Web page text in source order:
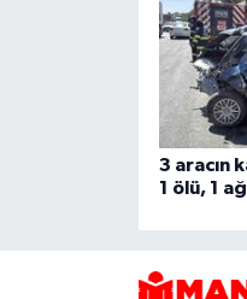
3 aracın
1 ölü, 1